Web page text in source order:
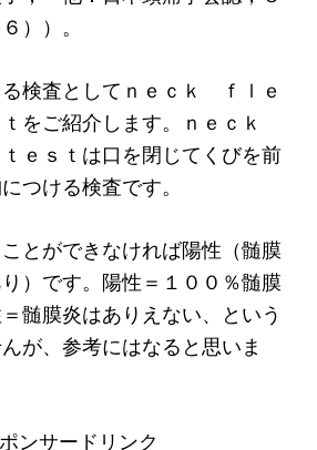
））。
る検査としてｎｅｃｋ ｆｌｅ
をご紹介します。ｎｅｃｋ
ｅｓｔは口を閉じてくびを前
つける検査です。
とができなければ陽性（髄膜
）です。陽性＝１００％髄膜
髄膜炎はありえない、という
が、参考にはなると思いま
ンサードリンク